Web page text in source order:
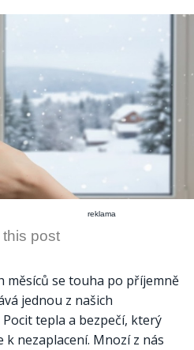
reklama
this post
měsíců se touha po příjemně
jednou z našich
tepla a bezpečí, který
nezaplacení. Mnozí z nás